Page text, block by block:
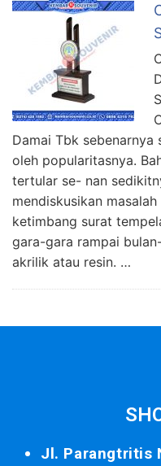
Damai Tbk sebenarnya
oleh popularitasnya.
tertular se- nan
mendiskusikan
ketimbang surat
gara-gara rampai
akrilik atau resin. …
Jl. Parangtritis